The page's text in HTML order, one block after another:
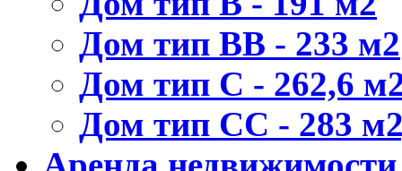
Дом тип BB - 233 м2
Дом тип C - 262,6
Дом тип CС - 283